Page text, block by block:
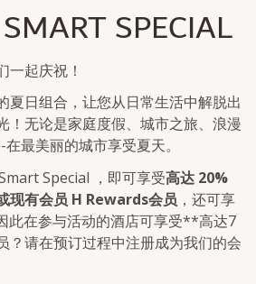
SPECIAL
一起庆祝！
夏日组合，让您从日常生活中解脱出
！无论是家庭度假、城市之旅、浪漫
最美丽的城市享受夏天。
Special ，即可享受高达 20%
现有会员 H Rewards会员 ，还可享
此在参与活动的酒店可享受**高达7
？请在预订过程中注册成为我们的会